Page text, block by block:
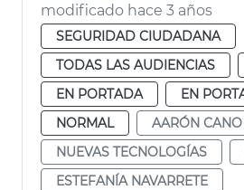
modificado hace 3 años
SEGURIDAD CIUDADANA
TODAS LAS AUDIENCIAS
EN PORTADA
EN
NORMAL
AARÓN CANO
NUEVAS TECNOLOGÍAS
ESTEFANÍA NAVARRETE